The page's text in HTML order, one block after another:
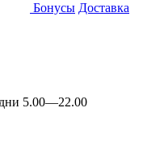
Бонусы Доставка
5.00—22.00